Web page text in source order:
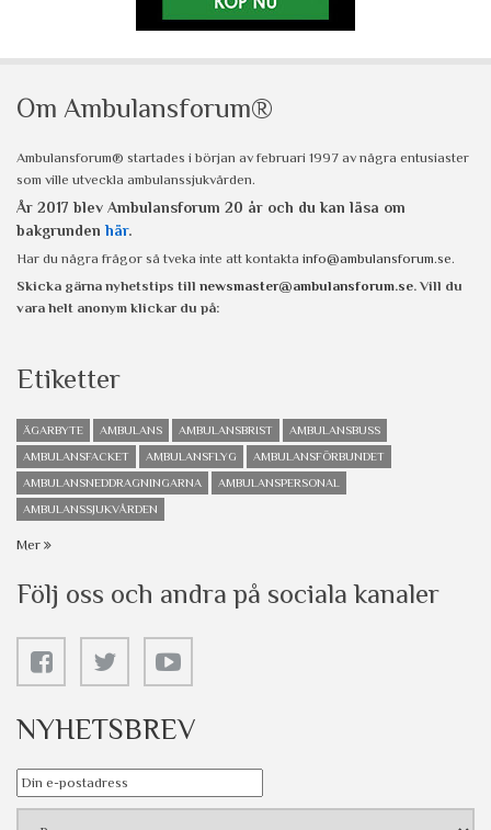
Om Ambulansforum®
Ambulansforum® startades i början av februari 1997 av några entusiaster
som ville utveckla ambulanssjukvården.
År 2017 blev Ambulansforum 20 år och du kan läsa om
bakgrunden här.
Har du några frågor så tveka inte att kontakta info@ambulansforum.se.
Skicka gärna nyhetstips till newsmaster@ambulansforum.se. Vill du
vara helt anonym klickar du på:
Etiketter
ÄGARBYTE AMBULANS AMBULANSBRIST
AMBULANSBUSS
AMBULANSFACKET
AMBULANSFLYG
AMBULANSFÖRBUNDET
AMBULANSNEDDRAGNINGARNA
AMBULANSPERSONAL
AMBULANSSJUKVÅRDEN
Mer
Följ oss och andra på sociala kanaler
NYHETSBREV